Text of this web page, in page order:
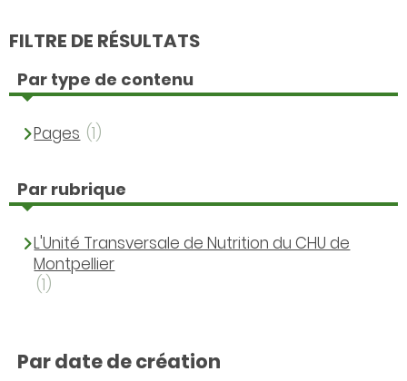
FILTRE DE RÉSULTATS
Par type de contenu
Pages (1)
Par rubrique
L'Unité Transversale de Nutrition du CHU de
Montpellier
(1)
Par date de création